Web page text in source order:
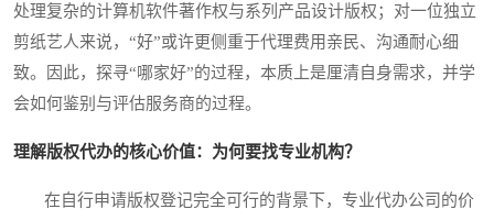
处理复杂的计算机软件著作权与系列产品设计版权；对一位独立
剪纸艺人来说，“好”或许更侧重于代理费用亲民、沟通耐心细
致。因此，探寻“哪家好”的过程，本质上是厘清自身需求，并学
会如何鉴别与评估服务商的过程。
理解版权代办的核心价值：为何要找专业机构？
在自行申请版权登记完全可行的背景下，专业代办公司的价